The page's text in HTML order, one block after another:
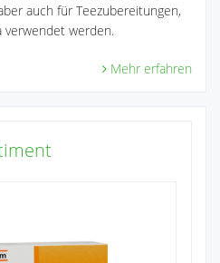
auch für Teezubereitungen,
verwendet werden.
Mehr erfahren